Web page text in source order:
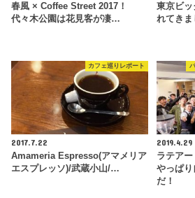
春風 × Coffee Street 2017！
代々木公園は花見客が凄…
東京ビ
れてきま
カフェ巡りレポート
2017.7.22
Amameria Espresso(アマメリア
エスプレッソ)/武蔵小山/…
2019.4.29
ラテアー
やっぱり
だ！